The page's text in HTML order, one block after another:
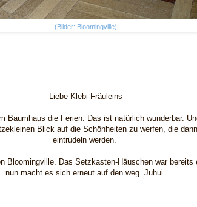
(Bilder: Bloomingville)
Liebe Klebi-Fräuleins
Baumhaus die Ferien. Das ist natürlich wunderbar.
Blick auf die Schönheiten zu werfen, die
eintrudeln werden.
Bloomingville. Das Setzkasten-Häuschen war bereits
nun macht es sich erneut auf den weg. Juhui.